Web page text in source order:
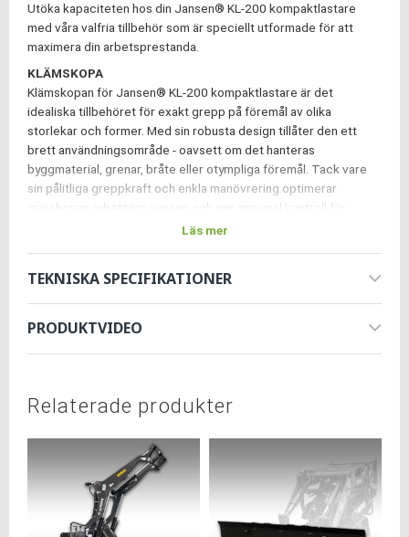
Utöka kapaciteten hos din Jansen® KL-200 kompaktlastare
med våra valfria tillbehör som är speciellt utformade för att
maximera din arbetsprestanda.
KLÄMSKOPA
Klämskopan för Jansen® KL-200 kompaktlastare är det
idealiska tillbehöret för exakt grepp på föremål av olika
storlekar och former. Med sin robusta design tillåter den ett
brett användningsområde - oavsett om det hanteras
byggmaterial, grenar, bråte eller otympliga föremål. Tack vare
sin pålitliga greppkraft och enkla manövrering optimerar
gripskopan arbetsprocessen och ger maximal kontroll för
Maximera effektiviteten hos din Jansen® kompaktlastare KL-
200 och anpassa den efter dina specifika behov.
Läs mer
TEKNISKA SPECIFIKATIONER
PRODUKTVIDEO
Relaterade produkter